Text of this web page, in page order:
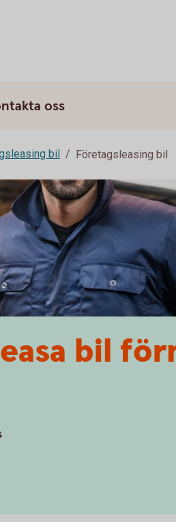
oss
bil Företagsleasing bil
bil